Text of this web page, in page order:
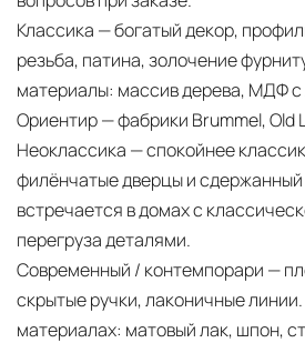
Классика — богатый декор,
резьба, патина, золочение
материалы: массив дерева, МДФ с
Ориентир — фабрики Brummel, Old
Неоклассика — спокойнее
филёнчатые дверцы и
встречается в домах с
перегруза деталями.
Современный / контемпорари —
скрытые ручки, лаконичные
материалах: матовый лак, шпон,